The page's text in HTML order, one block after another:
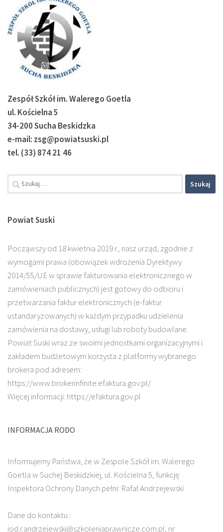
Zespół Szkół im. Walerego Goetla
ul. Kościelna 5
34-200 Sucha Beskidzka
e-mail: zsg@powiatsuski.pl
tel. (33) 874 21 46
Szukaj:
Powiat Suski
Począwszy od 18 kwietnia 2019 r., nasz urząd, zgodnie z
wymogami prawa (obowiązek wdrożenia Dyrektywy
2014/55/UE w sprawie fakturowania elektronicznego w
zamówieniach publicznych) jest gotowy do odbioru i
przetwarzania faktur elektronicznych (e-faktur
ustandaryzowanych) w każdym przypadku udzielenia
zamówienia na dostawy, usługi lub roboty budowlane.
Powiat Suski wraz ze swoimi jednostkami organizacyjnymi i
zakładem budżetowym korzysta z platformy wybranego
brokera pod adresem:
https://www.brokerinfinite.efaktura.gov.pl/
Więcej informacji: https://efaktura.gov.pl
INFORMACJA RODO
Informujemy Państwa, że w Zespole Szkół im. Walerego
Goetla w Suchej Beskidzkiej, ul. Kościelna 5, funkcję
Inspektora Ochrony Danych pełni: Rafał Andrzejewski
Dane do kontaktu :
iod.r.andrzejewski@szkoleniaprawnicze.com.pl, nr